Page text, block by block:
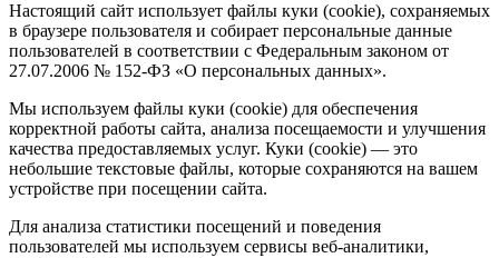
Настоящий сайт использует файлы куки (cookie), сохраняемых
в браузере пользователя и собирает персональные данные
пользователей в соответствии с Федеральным законом от
27.07.2006 № 152-ФЗ «О персональных данных».
Мы используем файлы куки (cookie) для обеспечения
корректной работы сайта, анализа посещаемости и улучшения
качества предоставляемых услуг. Куки (cookie) — это
небольшие текстовые файлы, которые сохраняются на вашем
устройстве при посещении сайта.
Для анализа статистики посещений и поведения
пользователей мы используем сервисы веб-аналитики,